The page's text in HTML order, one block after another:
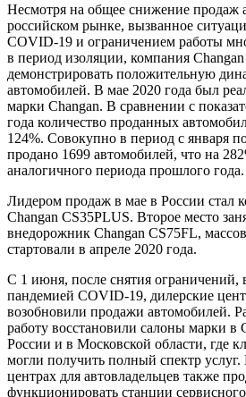
Несмотря на общее снижение продаж
российском рынке, вызванное
COVID-19 и ограничением работы
в период изоляции, компания
демонстрировать положительную
автомобилей. В мае 2020 года был
марки Changan. В сравнении с
года количество проданных
124%. Совокупно в период с января
продано 1699 автомобилей, что на
аналогичного периода прошлого года.
Лидером продаж в мае в России стал
Changan CS35PLUS. Второе место
внедорожник Changan CS75FL,
стартовали в апреле 2020 года.
С 1 июня, после снятия ограничений,
пандемией COVID-19, дилерские
возобновили продажи автомобилей.
работу восстановили салоны марки
России и в Московской области, где
могли получить полный спектр
центрах для автовладельцев также
функционировать станции